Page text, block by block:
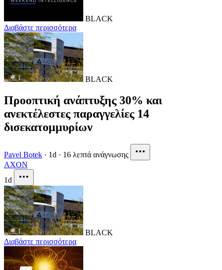
BLACK
Διαβάστε περισσότερα
BLACK
Προοπτική ανάπτυξης 30% και
ανεκτέλεστες παραγγελίες 14
δισεκατομμυρίων
Pavel Botek · 1d · 16 λεπτά ανάγνωσης
AXON
1d
BLACK
Διαβάστε περισσότερα